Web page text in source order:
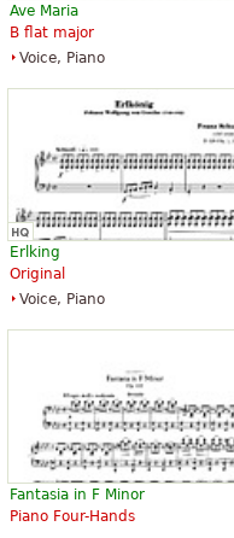
Ave Maria
B flat major
Voice, Piano
Erlking
Original
Voice, Piano
Fantasia in F Minor
Piano Four-Hands